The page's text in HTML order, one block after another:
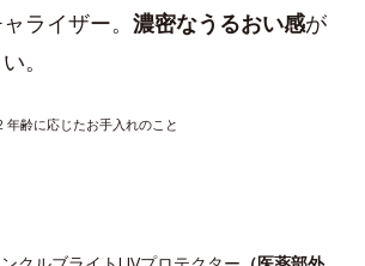
ライザー。 濃密なうるおい感が
。
齢に応じたお手入れのこと